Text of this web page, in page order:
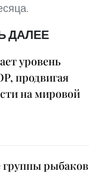
ДАЛЕЕ
уровень
продвигая
на мировой
рыбаков